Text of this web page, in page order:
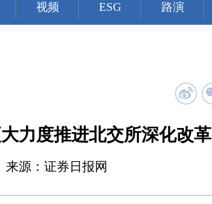
视频 ESG 路演
力度推进北交所深化改革
来源：证券日报网